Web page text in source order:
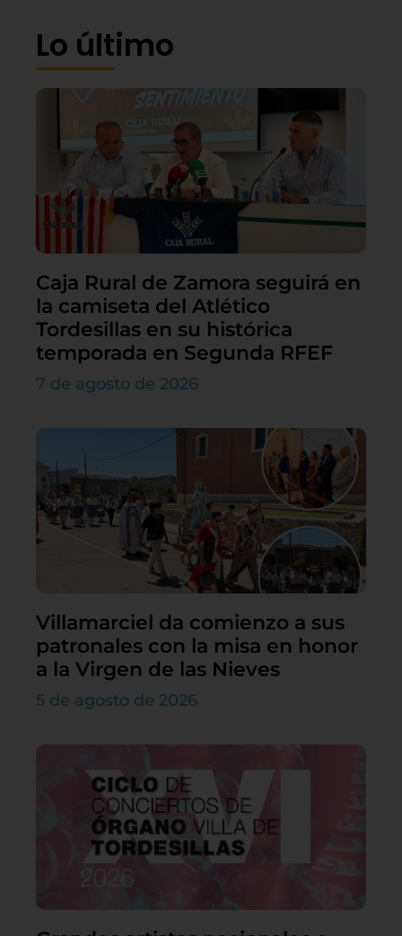
Lo último
Caja Rural de Zamora seguirá en
la camiseta del Atlético
Tordesillas en su histórica
temporada en Segunda RFEF
7 de agosto de 2026
Villamarciel da comienzo a sus
patronales con la misa en honor
a la Virgen de las Nieves
5 de agosto de 2026